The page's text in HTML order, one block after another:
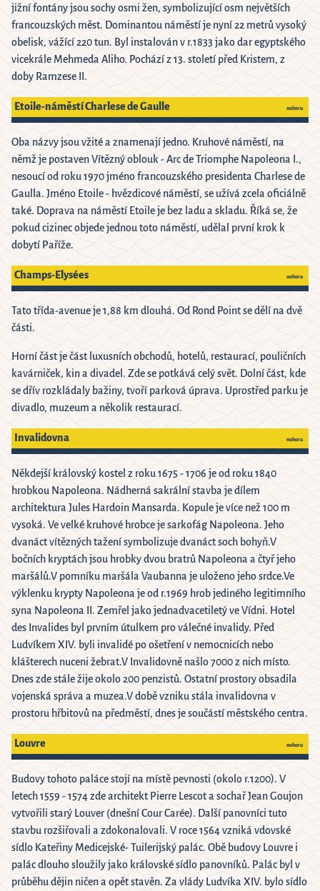
jižní fontány jsou sochy osmi žen, symbolizující osm největších
francouzských měst. Dominantou náměstí je nyní 22 metrů vysoký
obelisk, vážící 220 tun. Byl instalován v r.1833 jako dar egyptského
vicekrále Mehmeda Aliho. Pochází z 13. století před Kristem, z
doby Ramzese II.
Etoile-náměstí Charlese de Gaulle nahoru
Oba názvy jsou vžité a znamenají jedno. Kruhové náměstí, na
němž je postaven Vítězný oblouk - Arc de Triomphe Napoleona I.,
nesoucí od roku 1970 jméno francouzského presidenta Charlese de
Gaulla. Jméno Etoile - hvězdicové náměstí, se užívá zcela oficiálně
také. Doprava na náměstí Etoile je bez ladu a skladu. Říká se, že
pokud cizinec objede jednou toto náměstí, udělal první krok k
dobytí Paříže.
Champs-Elysées nahoru
Tato třída-avenue je 1,88 km dlouhá. Od Rond Point se dělí na dvě
části.
Horní část je část luxusních obchodů, hotelů, restaurací, pouličních
kavárniček, kin a divadel. Zde se potkává celý svět. Dolní část, kde
se dřív rozkládaly bažiny, tvoří parková úprava. Uprostřed parku je
divadlo, muzeum a několik restaurací.
Invalidovna nahoru
Někdejší královský kostel z roku 1675 - 1706 je od roku 1840
hrobkou Napoleona. Nádherná sakrální stavba je dílem
architektura Jules Hardoin Mansarda. Kopule je více než 100 m
vysoká. Ve velké kruhové hrobce je sarkofág Napoleona. Jeho
dvanáct vítězných tažení symbolizuje dvanáct soch bohyň.V
bočních kryptách jsou hrobky dvou bratrů Napoleona a čtyř jeho
maršálů.V pomníku maršála Vaubanna je uloženo jeho srdce.Ve
výklenku krypty Napoleona je od r.1969 hrob jediného legitimního
syna Napoleona II. Zemřel jako jednadvacetiletý ve Vídni. Hotel
des Invalides byl prvním útulkem pro válečné invalidy. Před
Ludvíkem XIV. byli invalidé po ošetření v nemocnicích nebo
klášterech nuceni žebrat.V Invalidovně našlo 7000 z nich místo.
Dnes zde stále žije okolo 200 penzistů. Ostatní prostory obsadila
vojenská správa a muzea.V době vzniku stála invalidovna v
prostoru hřbitovů na předměstí, dnes je součástí městského centra.
Louvre nahoru
Budovy tohoto paláce stojí na místě pevnosti (okolo r.1200). V
letech 1559 - 1574 zde architekt Pierre Lescot a sochař Jean Goujon
vytvořili starý Louver (dnešní Cour Carée). Další panovníci tuto
stavbu rozšiřovali a zdokonalovali. V roce 1564 vzniká vdovské
sídlo Kateřiny Medicejské- Tuilerijský palác. Obě budovy Louvre i
palác dlouho sloužily jako královské sídlo panovníků. Palác byl v
průběhu dějin ničen a opět stavěn. Za vlády Ludvíka XIV. bylo sídlo